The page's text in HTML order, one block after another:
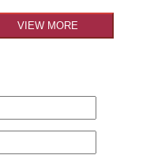
VIEW MORE